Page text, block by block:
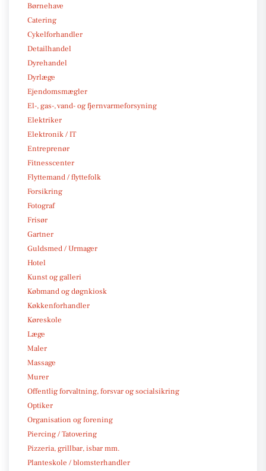
Børnehave
Catering
Cykelforhandler
Detailhandel
Dyrehandel
Dyrlæge
Ejendomsmægler
El-, gas-, vand- og fjernvarmeforsyning
Elektriker
Elektronik / IT
Entreprenør
Fitnesscenter
Flyttemand / flyttefolk
Forsikring
Fotograf
Frisør
Gartner
Guldsmed / Urmager
Hotel
Kunst og galleri
Købmand og døgnkiosk
Køkkenforhandler
Køreskole
Læge
Maler
Massage
Murer
Offentlig forvaltning, forsvar og socialsikring
Optiker
Organisation og forening
Piercing / Tatovering
Pizzeria, grillbar, isbar mm.
Planteskole / blomsterhandler